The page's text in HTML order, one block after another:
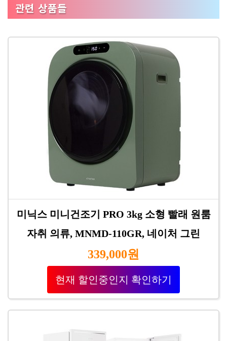
관련 상품들
미닉스 미니건조기 PRO 3kg 소형 빨래 원룸
자취 의류, MNMD-110GR, 네이처 그린
339,000원
현재 할인중인지 확인하기